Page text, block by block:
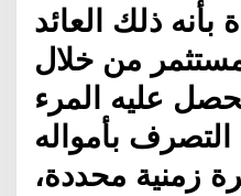
ذلك العائد
من خلال
عليه المرء
بأمواله
زمنية محددة،